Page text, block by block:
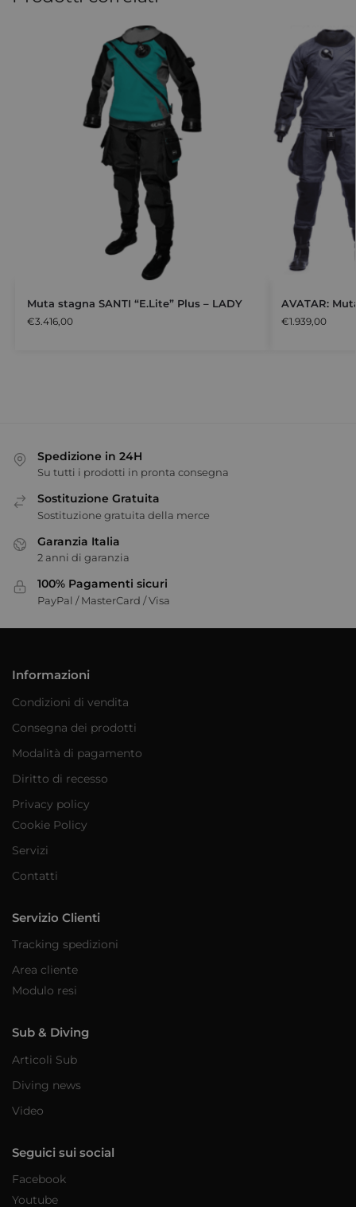
Muta stagna SANTI “E.Lite” Plus – LADY
€3.416,00
AVATAR:
€1.939,00
Spedizione in 24H
Su tutti i prodotti in pronta consegna
Sostituzione Gratuita
Sostituzione gratuita della merce
Garanzia Italia
2 anni di garanzia
100% Pagamenti sicuri
PayPal / MasterCard / Visa
Informazioni
Condizioni di vendita
Consegna dei prodotti
Modalità di pagamento
Diritto di recesso
Privacy policy
Cookie Policy
Servizi
Contatti
Servizio Clienti
Tracking spedizioni
Area cliente
Modulo resi
Sub & Diving
Articoli Sub
Diving news
Video
Seguici sui social
Facebook
Youtube